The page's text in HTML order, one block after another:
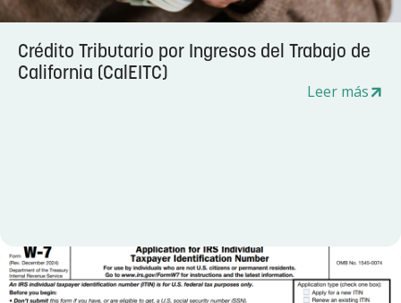
Crédito Tributario por Ingresos del Trabajo de
California (CalEITC)
Leer más